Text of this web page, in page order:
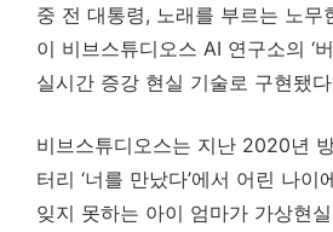
중 전 대통령, 노래를 부르는 노무
이 비브스튜디오스 AI 연구소의 ‘
실시간 증강 현실 기술로 구현됐
비브스튜디오스는 지난 2020년
터리 ‘너를 만났다’에서 어린 나이
잊지 못하는 아이 엄마가 가상현